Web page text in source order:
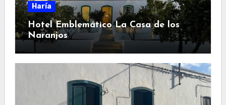
Haría
Hotel Emblemático La Casa de los
Naranjos